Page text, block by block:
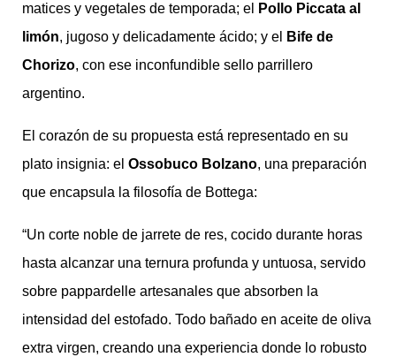
matices y vegetales de temporada; el
Pollo Piccata al
limón, jugoso y delicadamente ácido; y el
Bife de
Chorizo, con ese inconfundible sello parrillero
argentino.
El corazón de su propuesta está representado en su
plato insignia: el Ossobuco Bolzano, una preparación
que encapsula la filosofía de Bottega:
“Un corte noble de jarrete de res, cocido durante horas
hasta alcanzar una ternura profunda y untuosa, servido
sobre pappardelle artesanales que absorben la
intensidad del estofado. Todo bañado en aceite de oliva
extra virgen, creando una experiencia donde lo robusto